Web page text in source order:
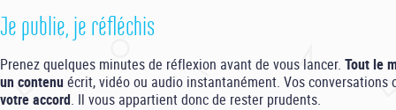
Je publie, je réfléchis
Prenez quelques minutes de réflexion avant de vous lancer. Tout le
un contenuécrit, vidéo ou audio instantanément. Vos
votre accord. Il vous appartient donc de rester prudents.